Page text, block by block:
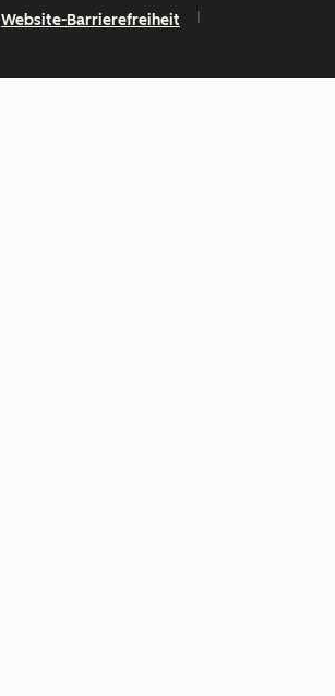
Website-Barrierefreiheit